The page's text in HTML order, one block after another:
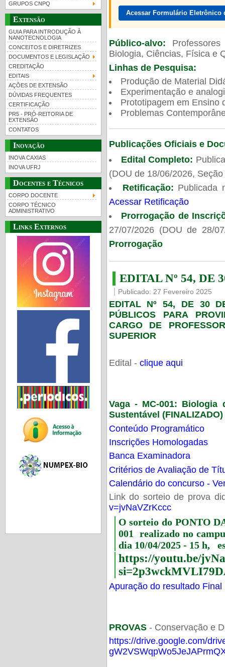
GRUPOS CNPQ
Extensão
GUIA PARA INTRODUÇÃO À
NANOTECNOLOGIA
CONCEITOS E DIRETRIZES
DOCUMENTOS E LEGISLAÇÃO
CREDITAÇÃO
EDITAIS
AÇÕES DE EXTENSÃO
DÚVIDAS FREQUENTES
CERTIFICAÇÃO
PR5 - PRÓ-REITORIA DE
EXTENSÃO
CONTATOS
Inovação
INOVA CAXIAS
INOVA UFRJ
Docentes e Técnicos
CORPO DOCENTE
CORPO TÉCNICO
ADMINISTRATIVO
Links Externos
Acessar Formulário
Público-alvo:
Biologia, Ciências, Física e
Linhas de Pesquisa:
Produção de Material
Experimentação e
Prototipagem em Ensino
Problemas
Publicações Oficiais e
Edital Completo:
(DOU de 18/06/2026,
Retificação: Publicada
Acessar Retificação
Prorrogação de
27/07/2026 (DOU de 28/
Prorrogação
EDITAL Nº 54, DE
Publicado: 27 Fevereiro 2025
EDITAL Nº 54, DE 30
PÚBLICOS PARA
CARGO DE
SUPERIOR
Edital - clique aqui
Vaga - MC-001: Biologia
Sustentável (FINALIZADO)
Conteúdo Programático
Inscrições Homologadas
Banca Examinadora
Critérios de Avaliação de
Calendário do concurso -
Link do sorteio de prova
v=jvNaVZrKccc
O sorteio do PONTO
001 realizado no
dia 10/04/2025 - 15 h,
https://youtu.be/
Apuração do resultado Final
PROVAS- Conservação e
https://drive.google.com/